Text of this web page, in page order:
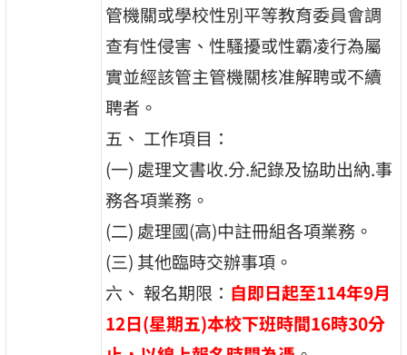
管機關或學校性別平等教育委員會調
查有性侵害、性騷擾或性霸凌行為屬
實並經該管主管機關核准解聘或不續
聘者。
五、 工作項目：
(一) 處理文書收.分.紀錄及協助出納.事
務各項業務。
(二) 處理國(高)中註冊組各項業務。
(三) 其他臨時交辦事項。
六、 報名期限： 自即日起至114年9月
12日(星期五)本校下班時間16時30分